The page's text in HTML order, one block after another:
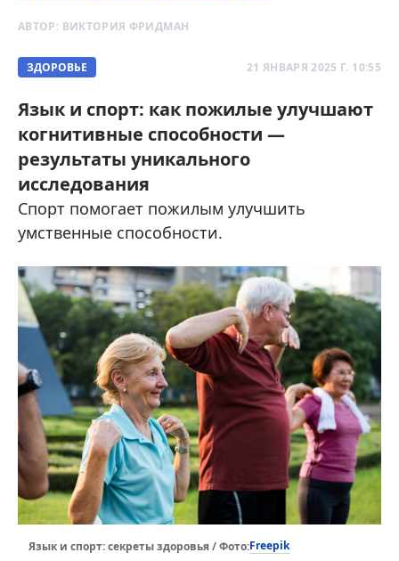
АВТОР: ВИКТОРИЯ ФРИДМАН
ЗДОРОВЬЕ 21 ЯНВАРЯ 2025 Г. 10:55
Язык и спорт: как пожилые улучшают
когнитивные способности —
результаты уникального
исследования
Спорт помогает пожилым улучшить
умственные способности.
Язык и спорт: секреты здоровья / Фото:Freepik